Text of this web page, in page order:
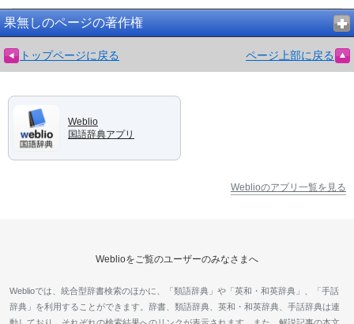
果無しのページの著作権
トップページに戻る ページ上部に戻る
Weblio
国語辞典アプリ
Weblioのアプリ一覧を見る
Weblioをご覧のユーザーのみなさまへ
Weblioでは、統合型辞書検索のほかに、「類語辞典」や「英和・和英辞典」、「手話
辞典」を利用することができます。辞書、類語辞典、英和・和英辞典、手話辞典は連